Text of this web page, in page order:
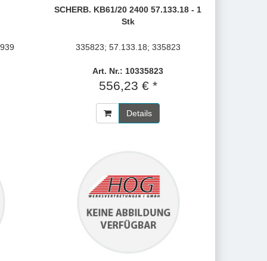
SCHERB. KB61/20 2400 57.133.18 - 1
Stk
335823; 57.133.18; 335823
Art. Nr.: 10335823
556,23 € *
Details